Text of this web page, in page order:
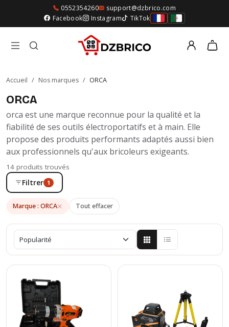
0552354260
support@dzbrico.com
Facebook
Instagram TikTok
Accueil / Nos marques / ORCA
ORCA
orca est une marque reconnue pour la qualité et la
fiabilité de ses outils électroportatifs et à main. Elle
propose des produits performants adaptés aussi bien
aux professionnels qu'aux bricoleurs exigeants.
14 produits trouvés
Filtrer 1
Marque : ORCA Tout effacer